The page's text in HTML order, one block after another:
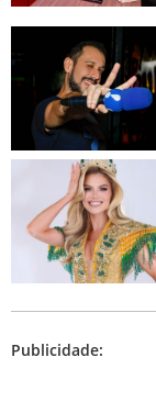
Publicidade: